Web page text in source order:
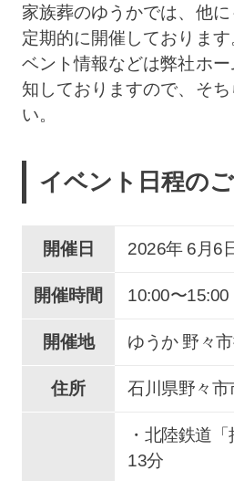
家族葬のゆうかでは、他
定期的に開催しておりま
ベント情報などは弊社ホ
知しておりますので、そ
い。
イベント日程の
開催日 2026年 6 月 6
開催時間 10:00〜15:00
開催地 ゆうか 野々
住所 石川県野々市
・北陸鉄道
13分